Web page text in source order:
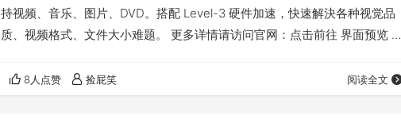
持视频、音乐、图片、DVD。搭配 Level-3 硬件加速，快速解決各种视觉品
质、视频格式、文件大小难题。 更多详情请访问官网：点击前往 界面预览 AI
8人点赞 捡屁笑 阅读全文